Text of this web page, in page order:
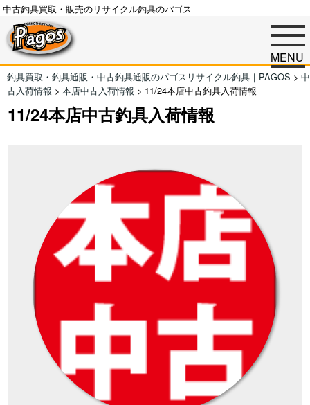
中古釣具買取・販売のリサイクル釣具のパゴス
MENU
釣具買取・釣具通販・中古釣具通販のパゴスリサイクル釣具｜PAGOS > 中
古入荷情報 > 本店中古入荷情報 > 11/24本店中古釣具入荷情報
11/24本店中古釣具入荷情報